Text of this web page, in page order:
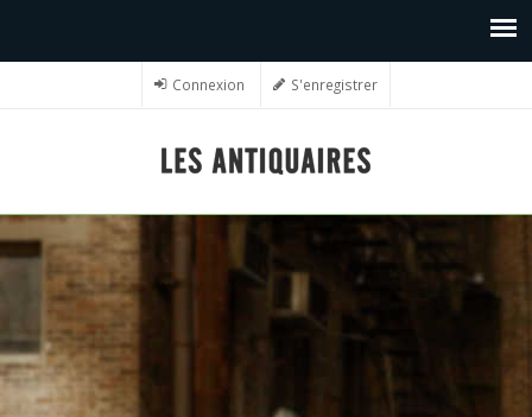
Connexion S'enregistrer